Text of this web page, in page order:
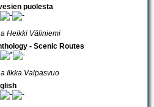
puolesta
Heikki Väliniemi
- Scenic Routes
Ilkka Valpasvuo